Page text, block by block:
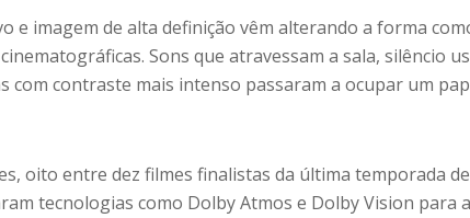
e imagem de alta definição vêm alterando a forma
Sons que atravessam a sala, silêncio
com contraste mais intenso passaram a ocupar um
oito entre dez filmes finalistas da última temporada de
tecnologias como Dolby Atmos e Dolby Vision para